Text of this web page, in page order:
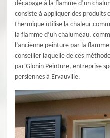
décapage à la flamme d’un
consiste à appliquer des produits
thermique utilise la chaleur
la flamme d’un chalumeau,
l’ancienne peinture par la
conseiller laquelle de ces
par Glonin Peinture, entreprise
persiennes à Ervauville.